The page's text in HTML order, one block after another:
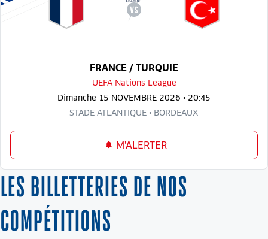
FRANCE / TURQUIE
UEFA Nations League
Dimanche 15 NOVEMBRE 2026 • 20:45
STADE ATLANTIQUE • BORDEAUX
M'ALERTER
LES BILLETTERIES DE NOS
COMPÉTITIONS